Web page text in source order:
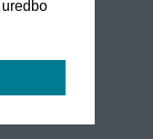
Gradec